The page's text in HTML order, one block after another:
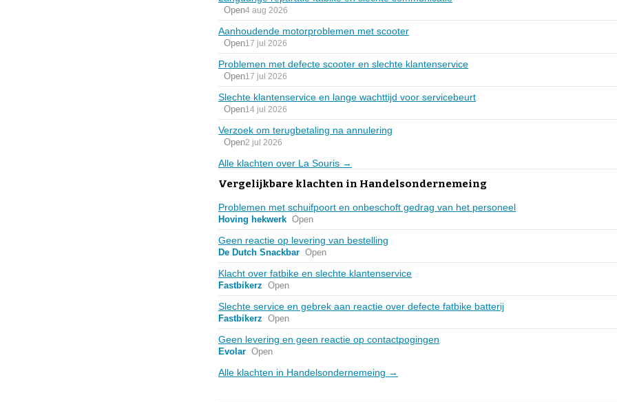
Open4 aug 2026
Aanhoudende motorproblemen met scooter
Open17 jul 2026
Problemen met defecte scooter en slechte klantenservice
Open17 jul 2026
Slechte klantenservice en lange wachttijd voor servicebeurt
Open14 jul 2026
Verzoek om terugbetaling na annulering
Open2 jul 2026
Alle klachten over La Souris →
Vergelijkbare klachten in Handelsondernemeing
Problemen met schuifpoort en onbeschoft gedrag van het personeel
Hoving hekwerk Open
Geen reactie op levering van bestelling
De Dutch Snackbar Open
Klacht over fatbike en slechte klantenservice
Fastbikerz Open
Slechte service en gebrek aan reactie over defecte fatbike batterij
Fastbikerz Open
Geen levering en geen reactie op contactpogingen
Evolar Open
Alle klachten in Handelsondernemeing →